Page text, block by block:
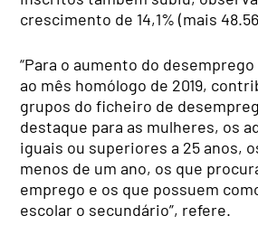
crescimento de 14,1% (mais
“Para o aumento do
ao mês homólogo de 2019,
grupos do ficheiro de
destaque para as mulheres, os
iguais ou superiores a 25 anos,
menos de um ano, os que
emprego e os que possuem
escolar o secundário”, refere.